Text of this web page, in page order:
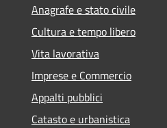
Anagrafe e stato civile
Cultura e tempo libero
Vita lavorativa
Imprese e Commercio
Appalti pubblici
Catasto e urbanistica